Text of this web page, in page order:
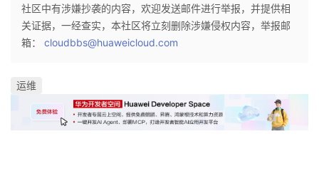
社区中有涉嫌抄袭的内容，欢迎发送邮件进行举报，并提供相
关证据，一经查实，本社区将立刻删除涉嫌侵权内容，举报邮
箱： cloudbbs@huaweicloud.com
运维